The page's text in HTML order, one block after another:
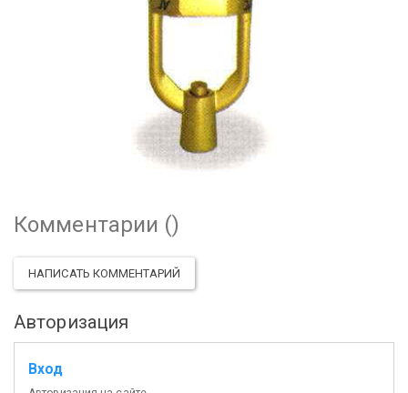
Комментарии ()
НАПИСАТЬ КОММЕНТАРИЙ
Авторизация
Вход